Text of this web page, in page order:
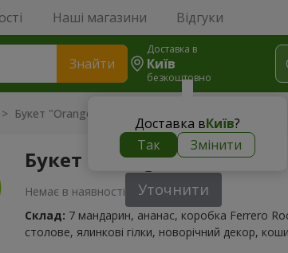
Наші магазини Відгуки
Знайти
Доставка в
Київ
безкоштовно
Доставка вКиїв?
Так
Змінити
> Букет "Orange dream"
Букет "Orange dream"
Немає в наявності Уточнити
Склад: 7 мандарин, ананас, коробка Ferrero
столове, ялинкові гілки, новорічний декор,